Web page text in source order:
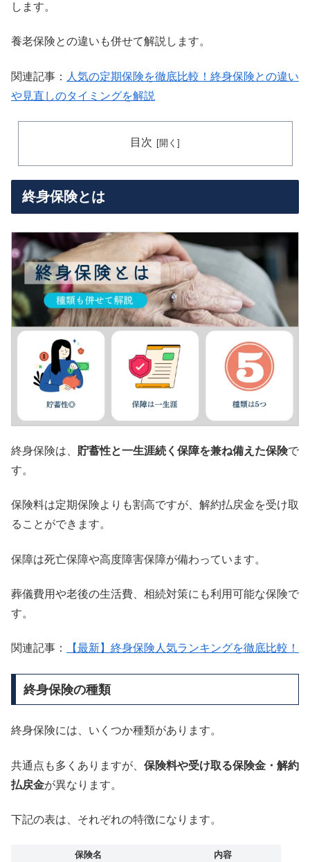
します。
養老保険との違いも併せて解説します。
関連記事： 人気の定期保険を徹底比較！終身保険との違い
や見直しのタイミングを解説
目次
終身保険とは
終身保険は、 貯蓄性と一生涯続く保障を兼ね備えた保険で
す。
保険料は定期保険よりも割高ですが、解約払戻金を受け取
ることができます。
保障は死亡保障や高度障害保障が備わっています。
葬儀費用や老後の生活費、相続対策にも利用可能な保険で
す。
関連記事： 【最新】終身保険人気ランキングを徹底比較！
終身保険の種類
終身保険には、いくつか種類があります。
共通点も多くありますが、 保険料や受け取る保険金・解約
払戻金が異なります。
下記の表は、それぞれの特徴になります。
保険名 内容